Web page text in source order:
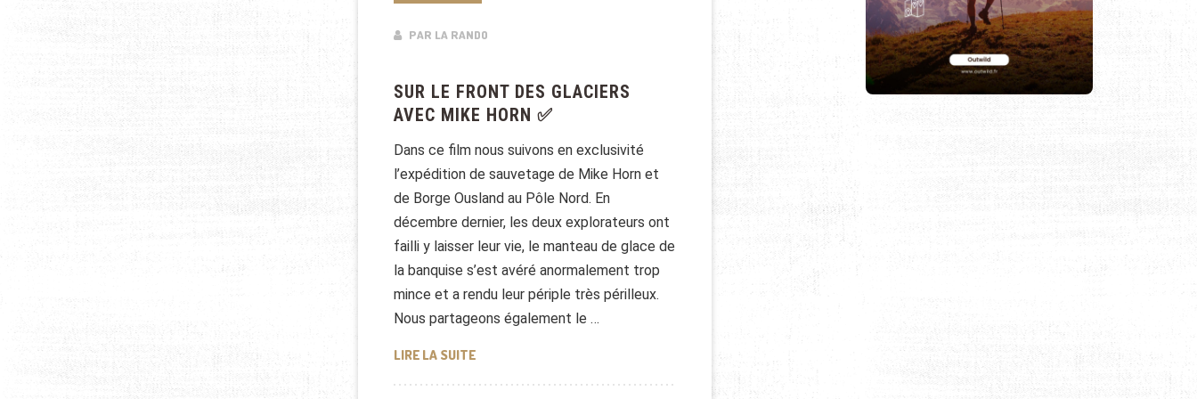
PAR LA RANDO
SUR LE FRONT DES GLACIERS
AVEC MIKE HORN ✅
Dans ce film nous suivons en exclusivité
l’expédition de sauvetage de Mike Horn et
de Borge Ousland au Pôle Nord. En
décembre dernier, les deux explorateurs ont
failli y laisser leur vie, le manteau de glace de
la banquise s’est avéré anormalement trop
mince et a rendu leur périple très périlleux.
Nous partageons également le …
LIRE LA SUITESUR LE FRONT DES GLACIERS AVEC MIKE HORN ✅